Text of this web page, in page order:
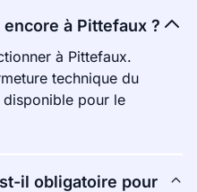
à Pittefaux ?
à Pittefaux.
technique du
disponible pour le
il obligatoire pour